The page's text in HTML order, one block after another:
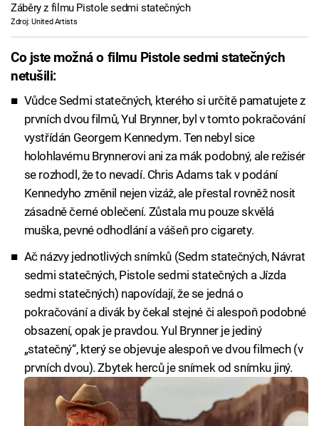
Záběry z filmu Pistole sedmi statečných
Zdroj: United Artists
Co jste možná o filmu Pistole sedmi statečných
netušili:
Vůdce Sedmi statečných, kterého si určitě pamatujete z
prvních dvou filmů, Yul Brynner, byl v tomto pokračování
vystřídán Georgem Kennedym. Ten nebyl sice
holohlavému Brynnerovi ani za mák podobný, ale režisér
se rozhodl, že to nevadí. Chris Adams tak v podání
Kennedyho změnil nejen vizáž, ale přestal rovněž nosit
zásadně černé oblečení. Zůstala mu pouze skvělá
muška, pevné odhodlání a vášeň pro cigarety.
Ač názvy jednotlivých snímků (Sedm statečných, Návrat
sedmi statečných, Pistole sedmi statečných a Jízda
sedmi statečných) napovídají, že se jedná o
pokračování a divák by čekal stejné či alespoň podobné
obsazení, opak je pravdou. Yul Brynner je jediný
„statečný“, který se objevuje alespoň ve dvou filmech (v
prvních dvou). Zbytek herců je snímek od snímku jiný.